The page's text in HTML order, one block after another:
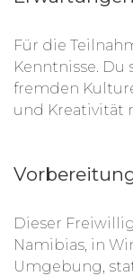
Für die
Kenntnisse.
fremden
und Kreativität
Dieser
Namibias, in
Umgebung,